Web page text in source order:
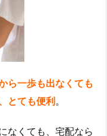
ら一歩も出なくても
とても便利。
なくても、宅配なら